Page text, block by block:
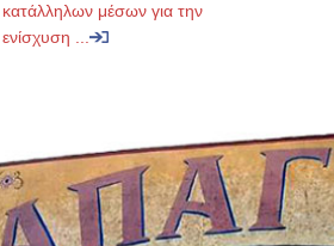
κατάλληλων μέσων για την
ενίσχυση ...